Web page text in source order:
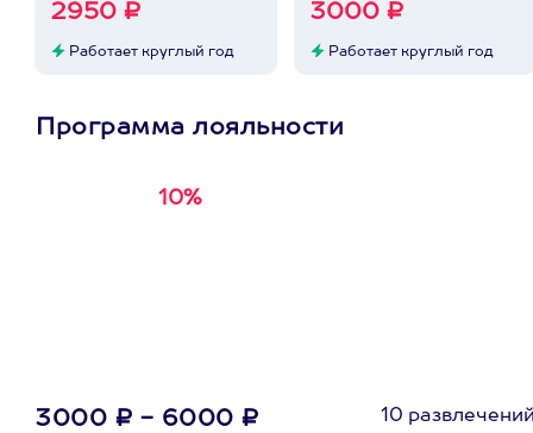
2950 ₽
Работает круглый год
3000 ₽
Работает круглый год
Программа лояльности
10%
3000 ₽ - 6000 ₽ 10